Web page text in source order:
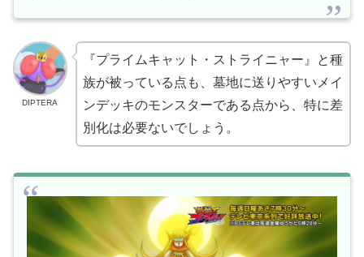
DIPTERA
『プライムキャット・ストライニャー』と種
族が被っている点も、墓地に送りやすいメイ
ンデッキのモンスターである点から、特に差
別化は必要ないでしょう。